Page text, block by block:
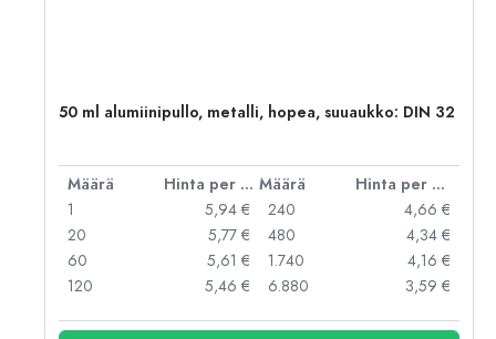
50 ml alumiinipullo, metalli, hopea, suuaukko: DIN 32
Määrä Hinta per kpl Määrä
Hinta per kpl
1
5,94 €
20
5,77 €
60
5,61 €
120
5,46 €
240
4,66 €
480
4,34 €
1.740
4,16 €
6.880
3,59 €